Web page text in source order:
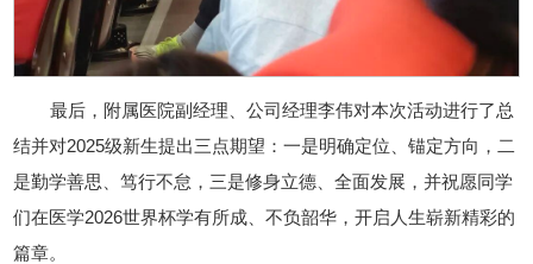
最后，附属医院副经理、公司经理李伟对本次活动进行了总
结并对2025级新生提出三点期望：一是明确定位、锚定方向，二
是勤学善思、笃行不怠，三是修身立德、全面发展，并祝愿同学
们在医学2026世界杯学有所成、不负韶华，开启人生崭新精彩的
篇章。